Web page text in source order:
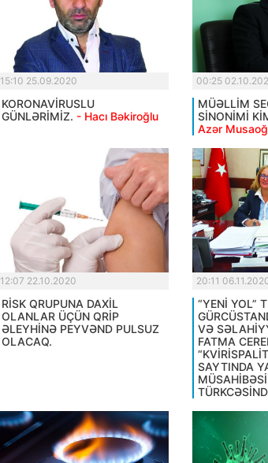
15:10 25.09.2020
KORONAVİRUSLU
GÜNLƏRİMİZ. - Hacı Bəkiroğlu
00:25
MÜƏLLİM
SİNONİMİ
Azər
12:07 22.10.2020
RİSK QRUPUNA DAXİL
OLANLAR ÜÇÜN QRİP
ƏLEYHİNƏ PEYVƏND PULSUZ
OLACAQ.
20:11
“YENİ YOL”
VƏ
FATMA
SAYTINDA